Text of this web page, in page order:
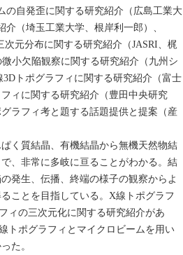
の自発歪に関する研究紹介（広島工業大
（埼玉工業大学、根岸利一郎）、
元分布に関する研究紹介（JASRI、梶
小欠陥観察に関する研究紹介（九州シ
トポグラフィに関する研究紹介（富士
ィに関する研究紹介（豊田中央研究
ラフィ考と題する話題提供と提案（産
く質結晶、有機結晶から無機天然物結
、非常に多岐に亘ることがわかる。結
発生、伝播、終端の様子の観察からよ
ことを目指している。X線トポグラフ
ィの三次元化に関する研究紹介があ
トポグラフィとマイクロビームを用い
た。